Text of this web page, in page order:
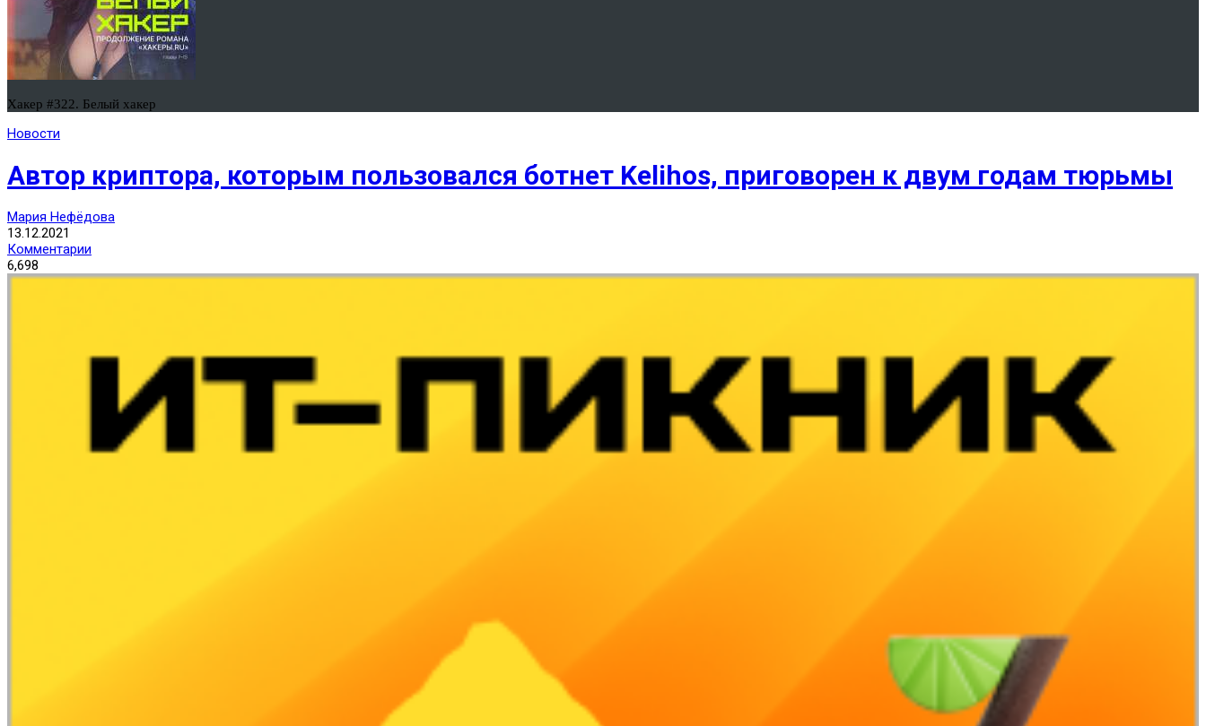
Хакер #322. Белый хакер
Новости
Автор криптора, которым пользовался ботнет Kelihos, приговорен к двум годам тюрьмы
Мария Нефёдова
13.12.2021
Комментарии
6,698